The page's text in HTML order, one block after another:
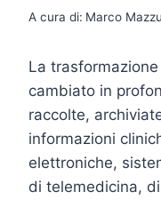
A cura di: Marco
La
cambiato in
raccolte,
informazioni
elettroniche,
di telemedicina,